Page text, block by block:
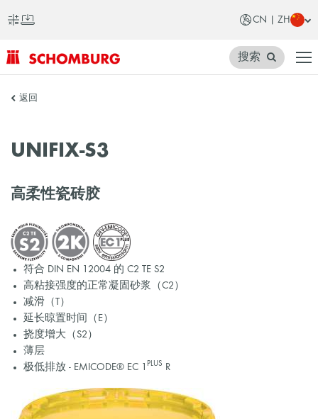
CN | ZH
SCHOMBURG
国
搜索
返回
UNIFIX-S3
高柔性瓷砖胶
符合 DIN EN 12004 的 C2 TE S2
高粘接强度的正常凝固砂浆（C2）
减滑（T）
延长晾置时间（E）
挠度增大（S2）
薄层
极低排放 - EMICODE® EC 1 PLUS R